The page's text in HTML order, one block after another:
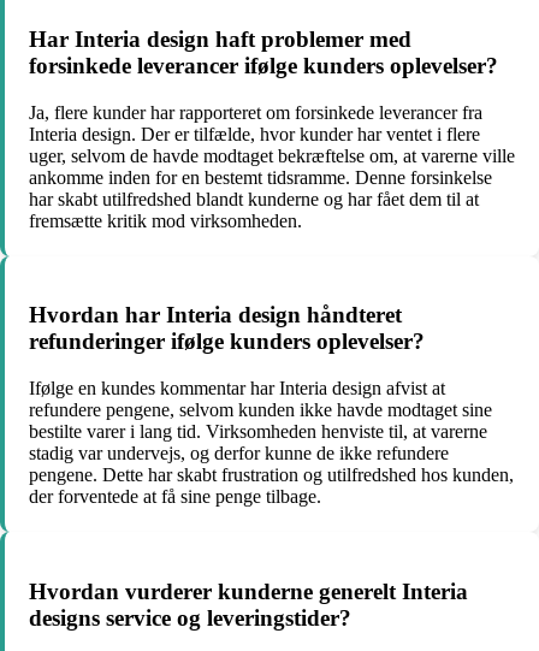
Har Interia design haft problemer med
forsinkede leverancer ifølge kunders oplevelser?
Ja, flere kunder har rapporteret om forsinkede leverancer fra
Interia design. Der er tilfælde, hvor kunder har ventet i flere
uger, selvom de havde modtaget bekræftelse om, at varerne ville
ankomme inden for en bestemt tidsramme. Denne forsinkelse
har skabt utilfredshed blandt kunderne og har fået dem til at
fremsætte kritik mod virksomheden.
Hvordan har Interia design håndteret
refunderinger ifølge kunders oplevelser?
Ifølge en kundes kommentar har Interia design afvist at
refundere pengene, selvom kunden ikke havde modtaget sine
bestilte varer i lang tid. Virksomheden henviste til, at varerne
stadig var undervejs, og derfor kunne de ikke refundere
pengene. Dette har skabt frustration og utilfredshed hos kunden,
der forventede at få sine penge tilbage.
Hvordan vurderer kunderne generelt Interia
designs service og leveringstider?